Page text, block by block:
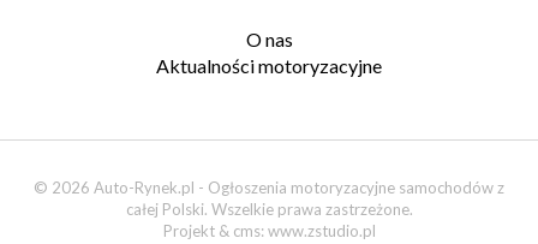
O nas
Aktualności motoryzacyjne
© 2026 Auto-Rynek.pl - Ogłoszenia motoryzacyjne samochodów z
całej Polski. Wszelkie prawa zastrzeżone.
Projekt & cms: www.zstudio.pl